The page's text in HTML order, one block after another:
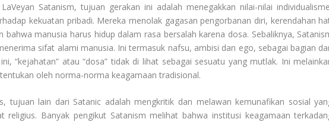
Satanism, tujuan gerakan ini adalah menegakkan nilai-nilai
kekuatan pribadi. Mereka menolak gagasan pengorbanan diri, kerendahan
bahwa manusia harus hidup dalam rasa bersalah karena dosa. Sebaliknya,
sifat alami manusia. Ini termasuk nafsu, ambisi dan ego, sebagai bagian
“kejahatan” atau “dosa” tidak di lihat sebagai sesuatu yang mutlak. Ini
oleh norma-norma keagamaan tradisional.
tujuan lain dari Satanic adalah mengkritik dan melawan kemunafikan sosial
religius. Banyak pengikut Satanism melihat bahwa institusi keagamaan